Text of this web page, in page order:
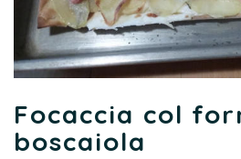
Focaccia col
boscaiola